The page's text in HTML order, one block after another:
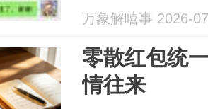
万象解嘻事 2026-
零散红包统
情往来